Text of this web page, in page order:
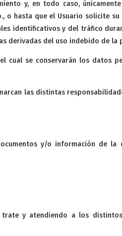
y, en todo caso,
o hasta que el Usuario solicite su
identificativos y del tráfico
derivadas del uso indebido de la
cual se conservarán los datos
las distintas
y/o información de la
y atendiendo a los